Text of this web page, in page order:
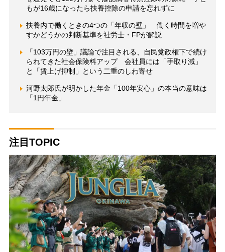
もが16歳になったら扶養控除の申請を忘れずに
扶養内で働くときの4つの「年収の壁」 働く時間を増や
すかどうかの判断基準を社労士・FPが解説
「103万円の壁」議論で注目される、自民党政権下で続け
られてきた社会保険料アップ 会社員には「手取り減」
と「賃上げ抑制」という二重のしわ寄せ
河野太郎氏が明かした年金「100年安心」の本当の意味は
「1円年金」
注目TOPIC